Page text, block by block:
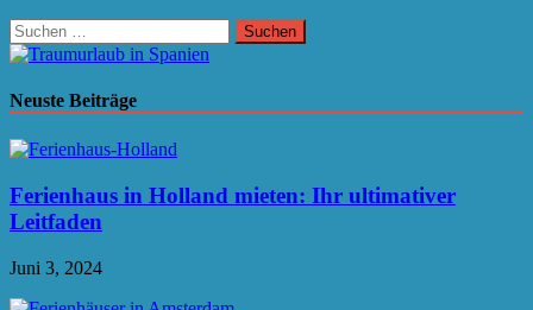
Suchen
nach:
Neuste Beiträge
Ferienhaus in Holland mieten: Ihr ultimativer
Leitfaden
Juni 3, 2024